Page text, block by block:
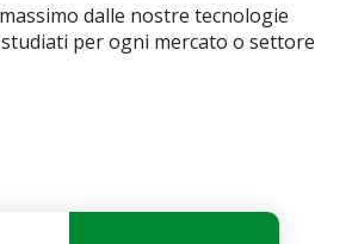
dalle nostre tecnologie
per ogni mercato o settore